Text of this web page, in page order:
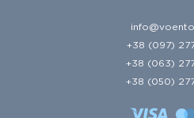
+38 (097)
+38 (063)
+38 (050)